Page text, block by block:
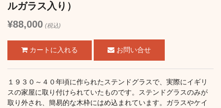
ルガラス入り）
¥88,000 (税込)
お問い合せ
１９３０～４０年頃に作られたステンドグラスで、実際にイギリ
スの家屋に取り付けられていたものです。ステンドグラスのみが
取り外され、簡易的な木枠にはめ込まれています。ガラスやケイ